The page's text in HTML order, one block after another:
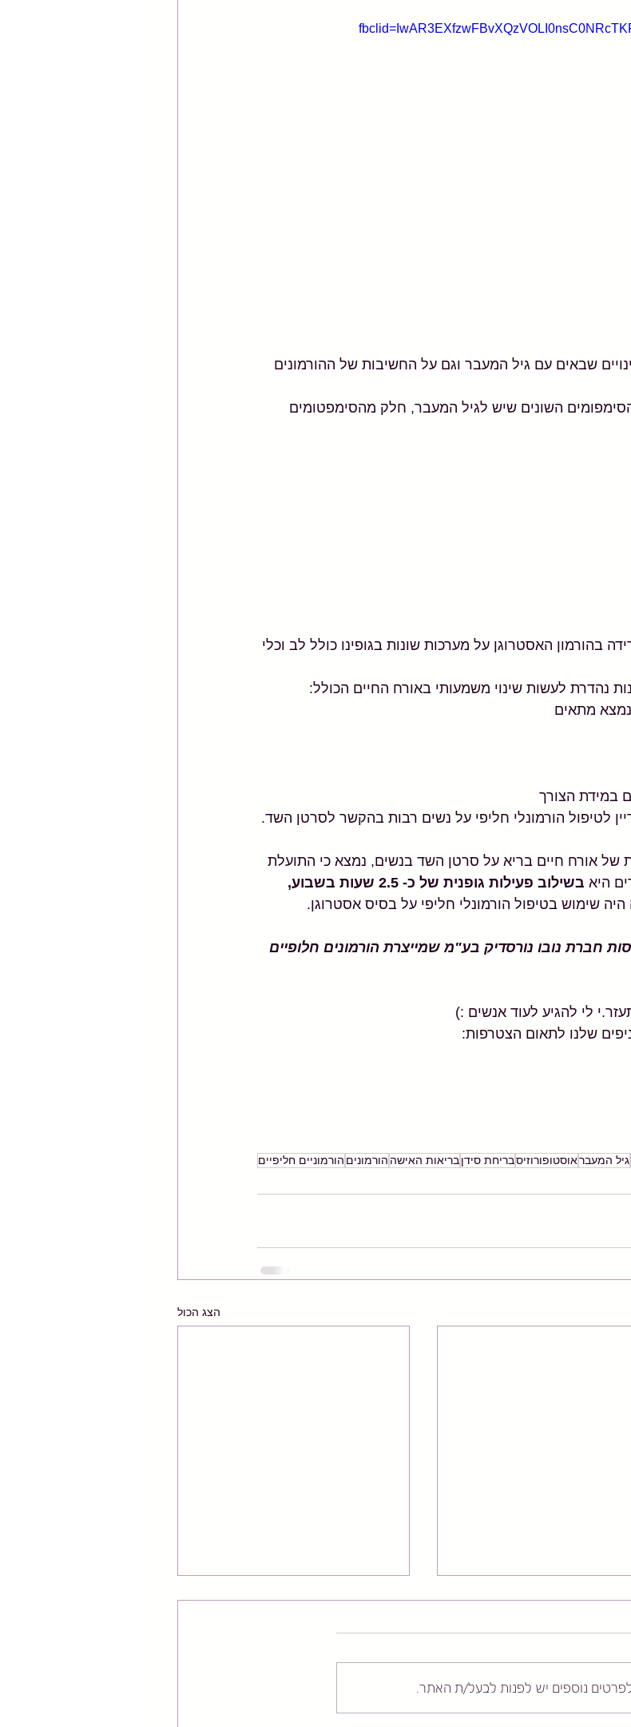
שבאים עם גיל המעבר וגם על החשיבות של ההורמונים
הסימפומים השונים שיש לגיל המעבר, חלק מהסימפטומים
האסטרוגן על מערכות שונות בגופינו כולל לב וכלי
נהדרת לעשות שינוי משמעותי באורח החיים הכולל:
מתאים
במידת הצורך
לטיפול הורמונלי חליפי על נשים רבות בהקשר לסרטן השד.
אורח חיים בריא על סרטן השד בנשים, נמצא כי התועלת
היא בשילוב פעילות גופנית של כ- 2.5 שעות בשבוע,
שימוש בטיפול הורמונלי חליפי על בסיס אסטרוגן.
חברת נובו נורסדיק בע"מ שמייצרת הורמונים חלופיים
לי להגיע לעוד אנשים :)
שלנו לתאום הצטרפות:
גיל המעבראוסטופורוזיסבריחת סידןבריאות האישה הורמונים הורמוניים חליפיים
הצג הכול
נוספים יש לפנות לבעל/ת האתר.